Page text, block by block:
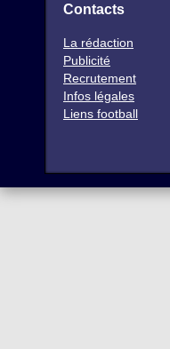
Contacts
La rédaction
Publicité
Recrutement
Infos légales
Liens football